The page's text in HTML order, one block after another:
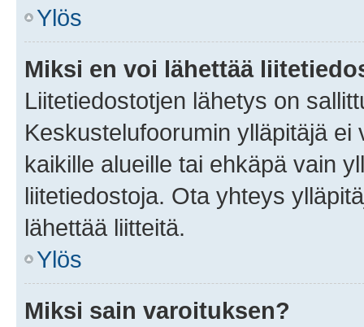
Ylös
Miksi en voi lähettää
Liitetiedostotjen lähetys on
Keskustelufoorumin ylläpitäjä
kaikille alueille tai ehkäpä vain
liitetiedostoja. Ota yhteys
lähettää liitteitä.
Ylös
Miksi sain varoituksen?